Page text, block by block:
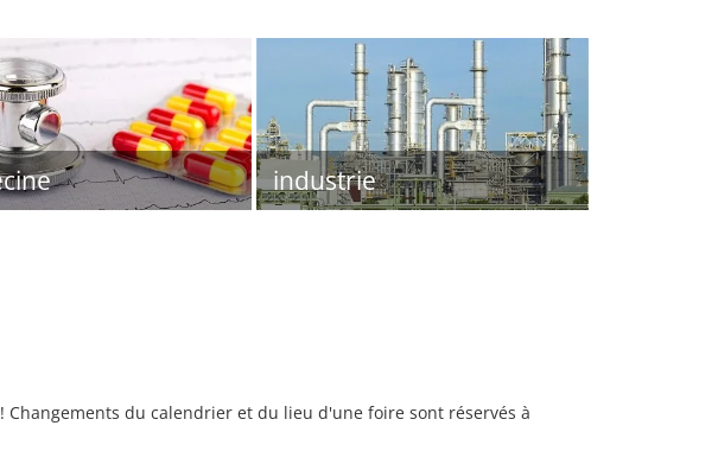
industrie
du calendrier et du lieu d'une foire sont réservés à